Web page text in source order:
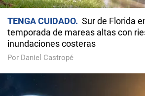
TENGA CUIDADO
Sur de Florida
temporada de mareas altas con
inundaciones costeras
Por Daniel Castropé